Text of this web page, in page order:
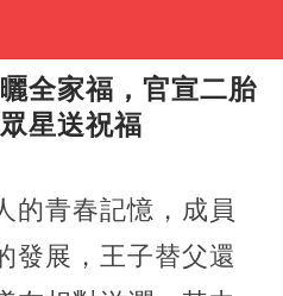
全家福，官宣二胎
星送祝福
的青春記憶，成員
發展，王子替父還